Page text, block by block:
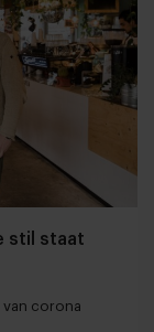
stil staat
van corona